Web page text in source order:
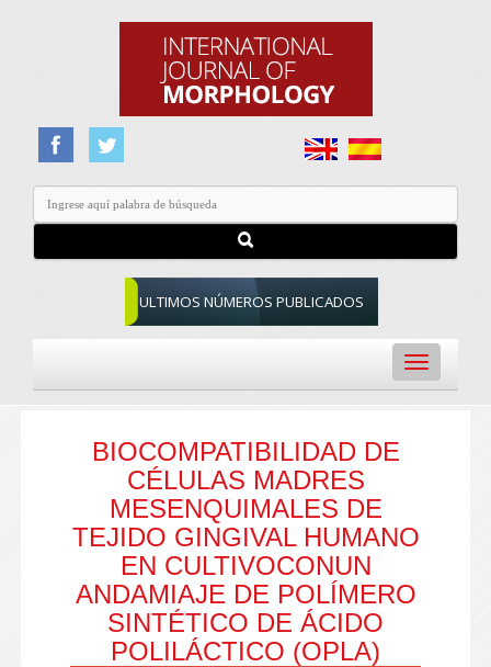
ULTIMOS NÚMEROS PUBLICADOS
Toggle
navigation
BIOCOMPATIBILIDAD DE
CÉLULAS MADRES
MESENQUIMALES DE
TEJIDO GINGIVAL HUMANO
EN CULTIVOCONUN
ANDAMIAJE DE POLÍMERO
SINTÉTICO DE ÁCIDO
POLILÁCTICO (OPLA)